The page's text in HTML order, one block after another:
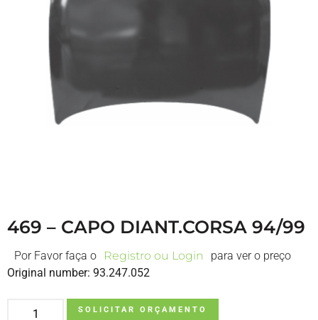
469 – CAPO DIANT.CORSA 94/99
Por Favor faça o Registro ou Login
para ver o preço
Original number: 93.247.052
SOLICITAR ORÇAMENTO